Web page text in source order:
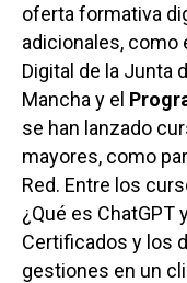
oferta formativa
adicionales, como
Digital de la Junta
Mancha y el
se han lanzado
mayores, como
Red. Entre los
¿Qué es
Certificados y los
gestiones en un